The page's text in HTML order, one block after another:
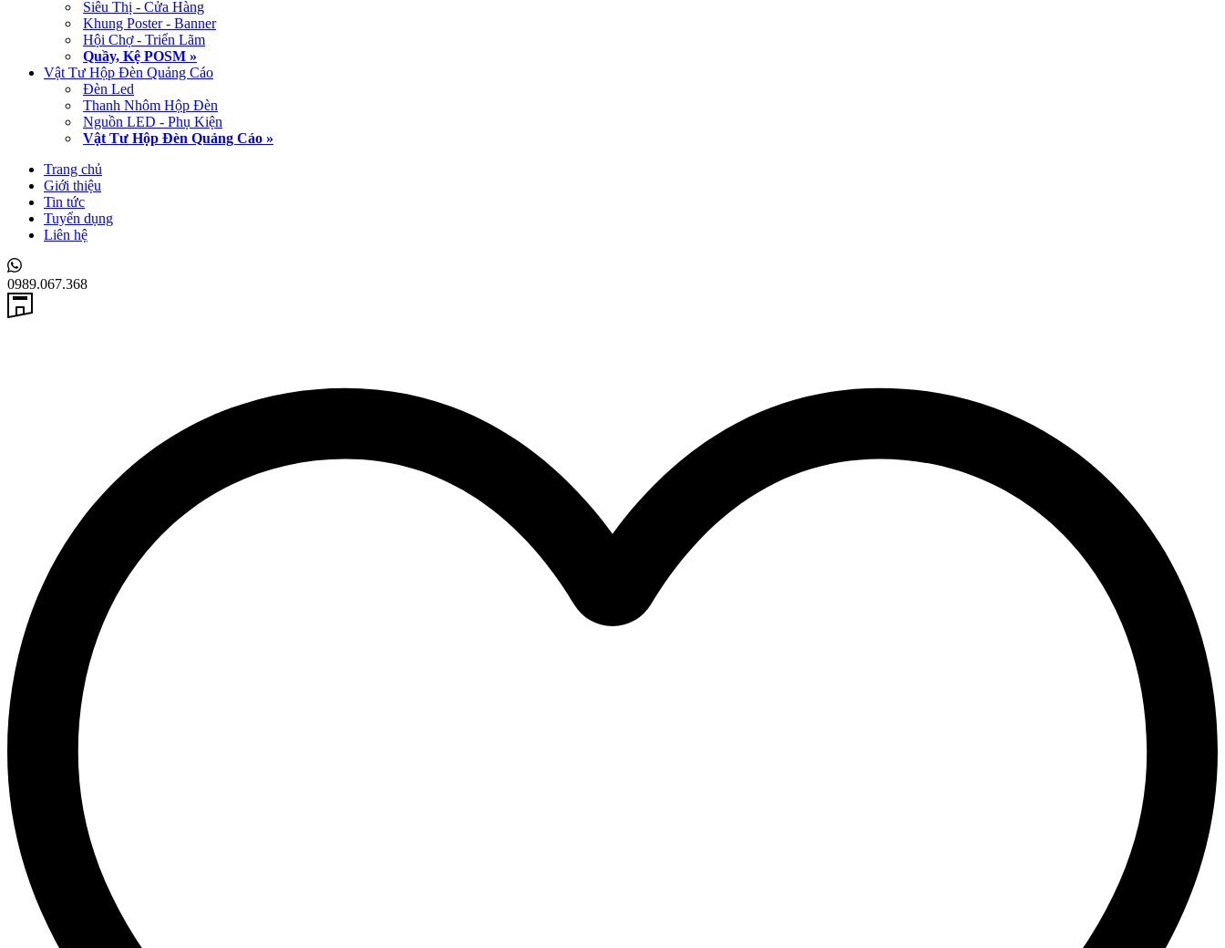
Siêu Thị - Cửa Hàng
Khung Poster - Banner
Hội Chợ - Triển Lãm
Quầy, Kệ POSM »
Vật Tư Hộp Đèn Quảng Cáo
Đèn Led
Thanh Nhôm Hộp Đèn
Nguồn LED - Phụ Kiện
Vật Tư Hộp Đèn Quảng Cáo »
Trang chủ
Giới thiệu
Tin tức
Tuyển dụng
Liên hệ
0989.067.368